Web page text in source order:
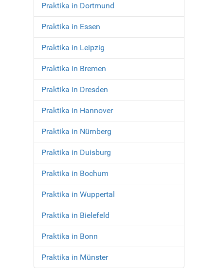
Praktika in Dortmund
Praktika in Essen
Praktika in Leipzig
Praktika in Bremen
Praktika in Dresden
Praktika in Hannover
Praktika in Nürnberg
Praktika in Duisburg
Praktika in Bochum
Praktika in Wuppertal
Praktika in Bielefeld
Praktika in Bonn
Praktika in Münster